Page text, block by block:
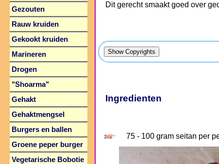
Dit gerecht smaakt goed over
Ingredienten
75 - 100 gram seitan per
Gezouten
Rauw kruiden
Gekookt kruiden
Marineren
Drogen
"Shoarma"
Gehakt
Gehaktmengsel
Burgers en ballen
Groene peper burger
Vegetarische Bobotie